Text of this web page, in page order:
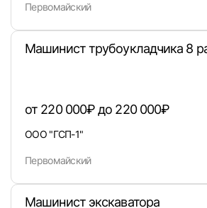
Вход в личный
E-mail или Телефон
Пароль
Первомайский
Машинист трубоукладчика 8
от 220 000₽ до 220 000₽
ООО "ГСП-1"
Первомайский
Машинист экскаватора